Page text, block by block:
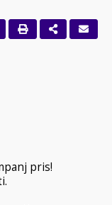
pris!